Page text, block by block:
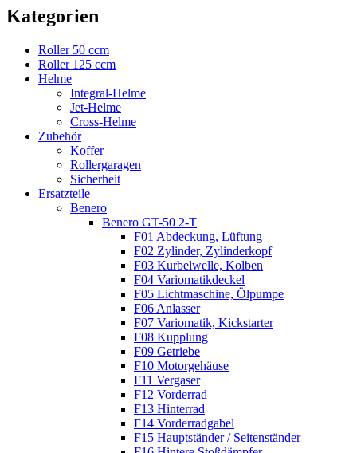
Kategorien
Roller 50 ccm
Roller 125 ccm
Helme
Integral-Helme
Jet-Helme
Cross-Helme
Zubehör
Koffer
Rollergaragen
Sicherheit
Ersatzteile
Benero
Benero GT-50 2-T
F01 Abdeckung, Lüftung
F02 Zylinder, Zylinderkopf
F03 Kurbelwelle, Kolben
F04 Variomatikdeckel
F05 Lichtmaschine, Ölpumpe
F06 Anlasser
F07 Variomatik, Kickstarter
F08 Kupplung
F09 Getriebe
F10 Motorgehäuse
F11 Vergaser
F12 Vorderrad
F13 Hinterrad
F14 Vorderradgabel
F15 Hauptständer / Seitenständer